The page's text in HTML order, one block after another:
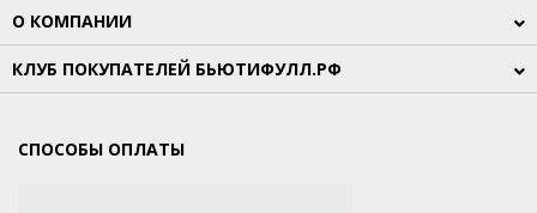
О КОМПАНИИ
КЛУБ ПОКУПАТЕЛЕЙ БЬЮТИФУЛЛ.РФ
СПОСОБЫ ОПЛАТЫ